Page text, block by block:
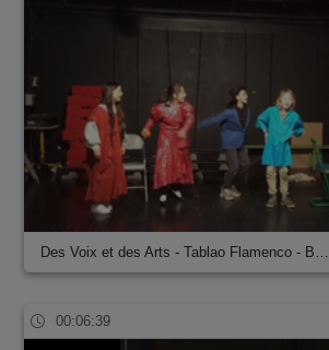
Des Voix et des Arts - Tablao Flamenco - B…
00:06:39